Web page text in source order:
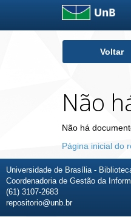
Voltar
Não
Não há
Página inicial do
Universidade de Brasília -
Coordenadoria de Gestão da
(61) 3107-2683
repositorio@unb.br